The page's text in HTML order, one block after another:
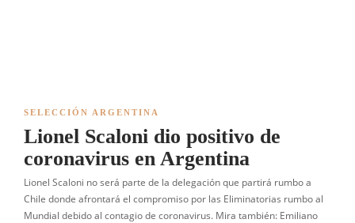
SELECCIÓN ARGENTINA
Lionel Scaloni dio positivo de
coronavirus en Argentina
Lionel Scaloni no será parte de la delegación que partirá rumbo a
Chile donde afrontará el compromiso por las Eliminatorias rumbo al
Mundial debido al contagio de coronavirus. Mira también: Emiliano